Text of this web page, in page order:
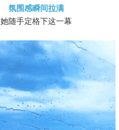
氛围感瞬间拉满
她随手定格下这一幕